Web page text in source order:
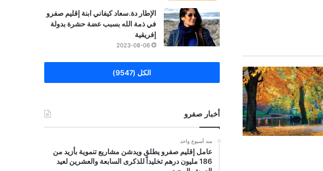
الإطار دة.سعاد كيفاني ابنة إقليم صفرو
في ذمة الله بسبب عضة حشرة بدولة
إفريقية
2023-08-06
الكل (9547)
أخبار صفرو
منذ أسبوع واحد
عامل إقليم صفرو يطلق ويدشن مشاريع تنموية بأزيد من
186 مليون درهم تخليداً للذكرى السابعة والعشرين لعيد